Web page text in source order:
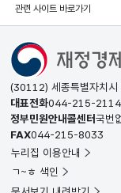
관련 사이트 바로가기
(30112) 세종특별자치시
대표전화044-215-2114
정부민원안내콜센터국번
FAX044-215-8033
누리집 이용안내
ㄱ~ㅎ 색인